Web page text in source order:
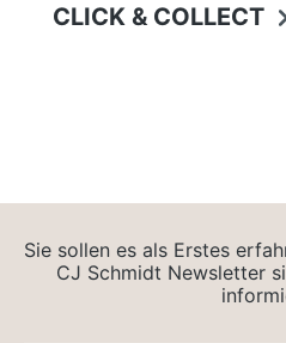
CLICK & COLLECT
Sie sollen es als Erstes
CJ Schmidt Newsletter